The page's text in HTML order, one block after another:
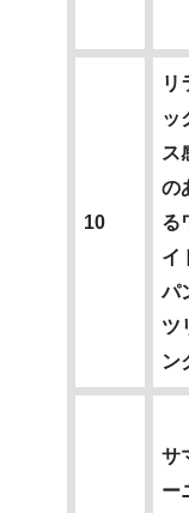
10
リ
ッ
ス
の
る
イ
パ
ツ
ン
サ
ー